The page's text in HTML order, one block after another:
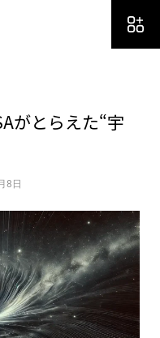
がとらえた“宇
8日